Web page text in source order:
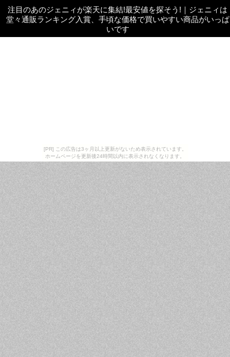
[PR] この広告は3ヶ月以上更新がないため表示されています。
ホームページを更新後24時間以内に表示されなくなります。
注目のあのジェニィが楽天に集結!最安値を探そう! ｜ ジェニィは
堂々通販ランキング入賞、手頃な価格で買いやすい商品がいっぱ
いです